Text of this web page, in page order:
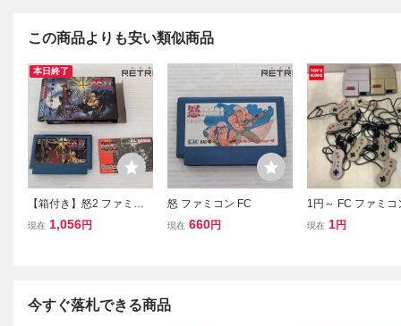
この商品よりも安い類似商品
本日終了
【箱付き】怒2 ファミコ
ン FC
現在 1,056円
怒 ファミコン FC
現在 660円
1円～ FC ファミコ
コントローラー
現在 1円
今すぐ落札できる商品